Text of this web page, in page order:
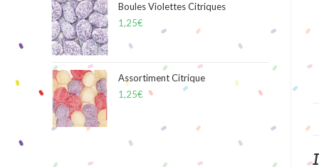
Boules Violettes Citriques
1,25€
Assortiment Citrique
1,25€